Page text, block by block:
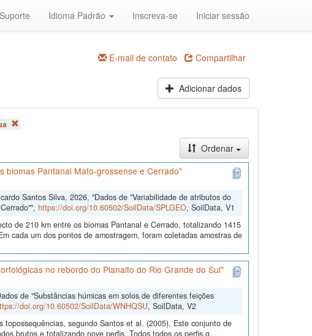
Suporte Idioma Padrão Inscreva-se Iniciar sessão
E-mail de contato Compartilhar
Adicionar dados
Ordenar
biomas Pantanal Mato-grossense e Cerrado"
Santos Silva, 2026, "Dados de "Variabilidade de atributos do
https://doi.org/10.60502/SoilData/SPLGEO, SoilData, V1
de 210 km entre os biomas Pantanal e Cerrado, totalizando 1415
cada um dos pontos de amostragem, foram coletadas amostras de
no rebordo do Planalto do Rio Grande do Sul"
de "Substâncias húmicas em solos de diferentes feições
doi.org/10.60502/SoilData/WNHQSU, SoilData, V2
segundo Santos et al. (2005). Este conjunto de
brutos e totalizando nove perfis. Todos todos os perfis g...